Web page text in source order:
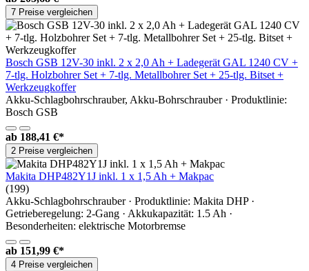
7 Preise vergleichen
Bosch GSB 12V-30 inkl. 2 x 2,0 Ah + Ladegerät GAL 1240 CV +
7-tlg. Holzbohrer Set + 7-tlg. Metallbohrer Set + 25-tlg. Bitset +
Werkzeugkoffer
Akku-Schlagbohrschrauber, Akku-Bohrschrauber · Produktlinie:
Bosch GSB
ab 188,41 €*
2 Preise vergleichen
Makita DHP482Y1J inkl. 1 x 1,5 Ah + Makpac
(199)
Akku-Schlagbohrschrauber · Produktlinie: Makita DHP ·
Getrieberegelung: 2-Gang · Akkukapazität: 1.5 Ah ·
Besonderheiten: elektrische Motorbremse
ab 151,99 €*
4 Preise vergleichen